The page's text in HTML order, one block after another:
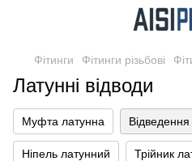
Фітинги Фітинги різьбові
Латунні відводи
Муфта латунна
Ніпель латунний Трійник